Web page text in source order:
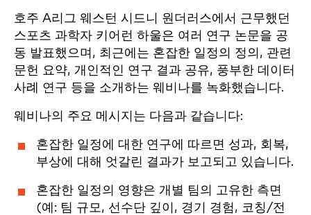
호주 A리그 웨스턴 시드니 원더러스에서 근무했던
스포츠 과학자 키어런 하울은 여러 연구 논문을 공
동 발표했으며, 최근에는 혼잡한 일정의 정의, 관련
문헌 요약, 개인적인 연구 결과 공유, 풍부한 데이터
사례 연구 등을 소개하는 웨비나를 녹화했습니다.
웨비나의 주요 메시지는 다음과 같습니다:
혼잡한 일정에 대한 연구에 따르면 성과, 회복,
부상에 대해 엇갈린 결과가 보고되고 있습니다.
혼잡한 일정의 영향은 개별 팀의 고유한 측면
(예: 팀 규모, 선수단 깊이, 경기 경험, 코칭/전